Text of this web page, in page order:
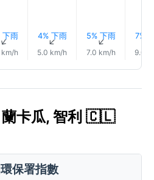
下雨
h
4% 下雨
↑
5.0 km/h
5% 下雨
↑
7.0 km/h
7%
9.0
蘭卡瓜, 智利 🇨🇱
保署指數